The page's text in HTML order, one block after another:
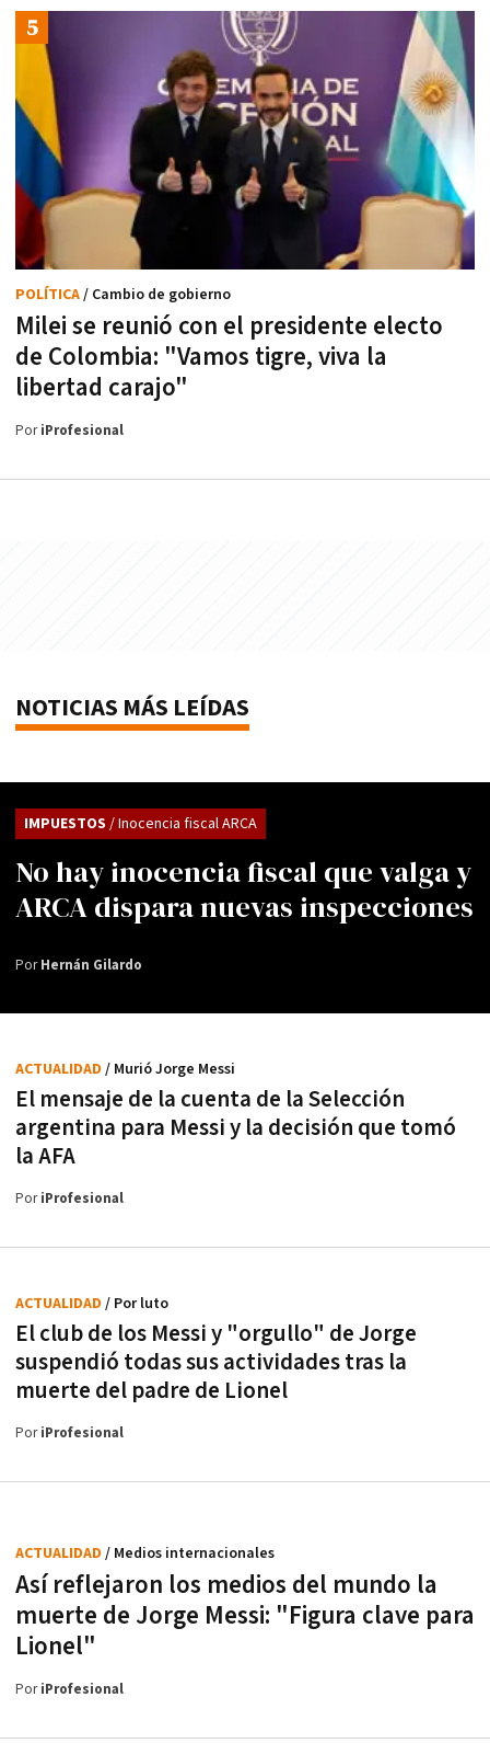
Milei se reunió con el presidente electo
de Colombia: "Vamos tigre, viva la
libertad carajo"
POLÍTICA/ Cambio de gobierno
PoriProfesional
NOTICIAS MÁS LEÍDAS
No hay inocencia fiscal que valga y
ARCA dispara nuevas inspecciones
IMPUESTOS / Inocencia fiscal ARCA
PorHernán Gilardo
El mensaje de la cuenta de la Selección
argentina para Messi y la decisión que tomó
la AFA
ACTUALIDAD / Murió Jorge Messi
PoriProfesional
El club de los Messi y "orgullo" de Jorge
suspendió todas sus actividades tras la
muerte del padre de Lionel
ACTUALIDAD / Por luto
PoriProfesional
Así reflejaron los medios del mundo la
muerte de Jorge Messi: "Figura clave para
Lionel"
ACTUALIDAD / Medios internacionales
PoriProfesional